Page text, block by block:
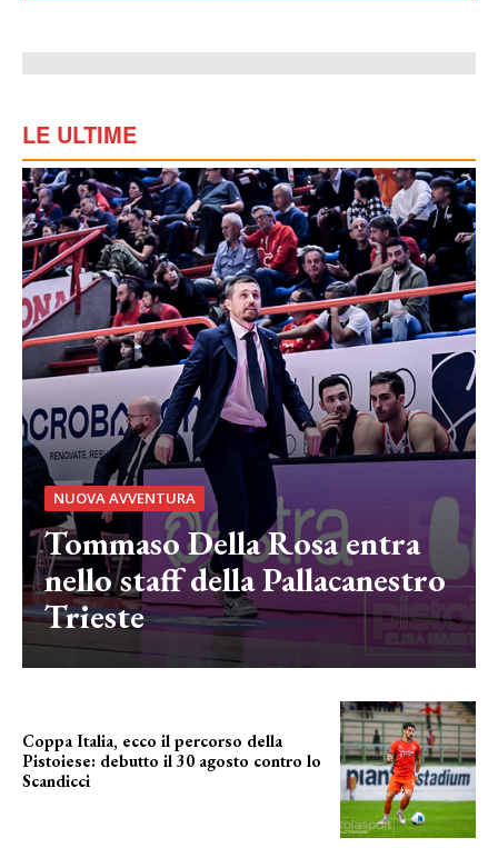
LE ULTIME
NUOVA AVVENTURA
Tommaso Della Rosa entra
nello staff della Pallacanestro
Trieste
Coppa Italia, ecco il percorso della
Pistoiese: debutto il 30 agosto contro lo
Scandicci